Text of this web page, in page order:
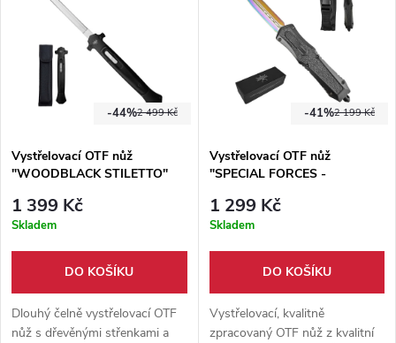
2 499 Kč
-44%
Vystřelovací OTF nůž
"WOODBLACK STILETTO"
1 399 Kč
Skladem
DO KOŠÍKU
Dlouhý čelně vystřelovací OTF
nůž s dřevěnými střenkami a
2 199 Kč
-41%
Vystřelovací OTF nůž
"SPECIAL FORCES -
pouzdrem
1 299 Kč
Skladem
DO KOŠÍKU
Vystřelovací, kvalitně
zpracovaný OTF nůž z kvalitní